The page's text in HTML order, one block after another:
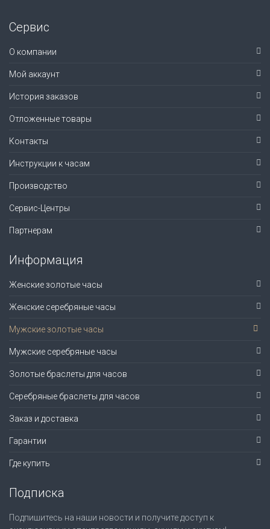
Сервис
О компании
Мой аккаунт
История заказов
Отложенные товары
Контакты
Инструкции к часам
Производство
Сервис-Центры
Партнерам
Информация
Женские золотые часы
Женские серебряные часы
Мужские золотые часы
Мужские серебряные часы
Золотые браслеты для часов
Серебряные браслеты для часов
Заказ и доставка
Гарантии
Где купить
Подписка
Подпишитесь на наши новости и получите доступ к